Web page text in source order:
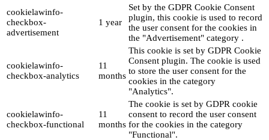
cookielawinfo-
checkbox-
advertisement
1 year
Set by the GDPR Cookie Consent
plugin, this cookie is used to record
the user consent for the cookies in
the "Advertisement" category .
cookielawinfo-
checkbox-analytics
11
months
This cookie is set by GDPR Cookie
Consent plugin. The cookie is used
to store the user consent for the
cookies in the category
"Analytics".
cookielawinfo-
checkbox-functional
11
months
The cookie is set by GDPR cookie
consent to record the user consent
for the cookies in the category
"Functional".